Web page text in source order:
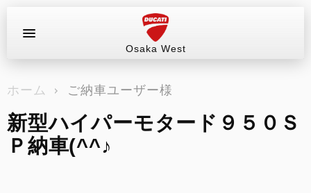
Osaka West
ラインアップ
サービス情報
ホーム ご納車ユーザー様
新型ハイパーモタード９５０Ｓ
Ｐ納車(^^♪